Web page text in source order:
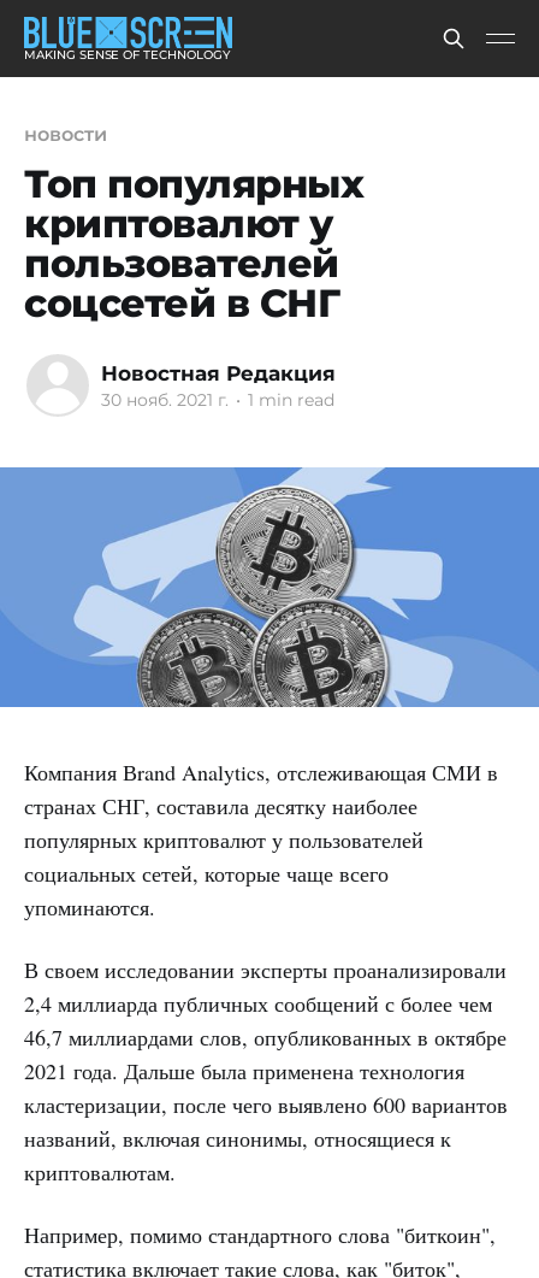
MAKING SENSE OF TECHNOLOGY
новости
Топ популярных
криптовалют у
пользователей
соцсетей в СНГ
Новостная Редакция
30 нояб. 2021 г. • 1 min read
Компания Вrand Analytics, отслеживающая СМИ в
странах СНГ, составила десятку наиболее
популярных криптовалют у пользователей
социальных сетей, которые чаще всего
упоминаются.
В своем исследовании эксперты проанализировали
2,4 миллиарда публичных сообщений с более чем
46,7 миллиардами слов, опубликованных в октябре
2021 года. Дальше была применена технология
кластеризации, после чего выявлено 600 вариантов
названий, включая синонимы, относящиеся к
криптовалютам.
Например, помимо стандартного слова "биткоин",
статистика включает такие слова, как "биток",